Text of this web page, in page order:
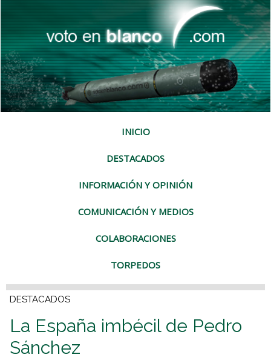
INICIO
DESTACADOS
INFORMACIÓN Y OPINIÓN
COMUNICACIÓN Y MEDIOS
COLABORACIONES
TORPEDOS
DESTACADOS
La España imbécil de Pedro
Sánchez